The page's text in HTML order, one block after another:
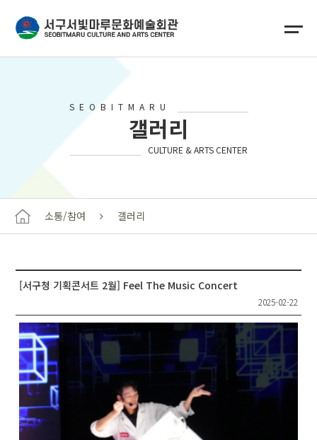
SEOBITMARU
갤러리
CULTURE & ARTS CENTER
소통/참여 갤러리
[서구청 기획콘서트 2월] Feel The Music Concert
2025-02-22